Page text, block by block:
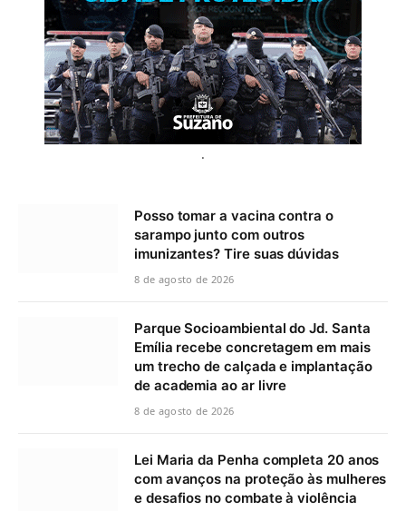
.
Posso tomar a vacina contra o
sarampo junto com outros
imunizantes? Tire suas dúvidas
8 de agosto de 2026
Parque Socioambiental do Jd. Santa
Emília recebe concretagem em mais
um trecho de calçada e implantação
de academia ao ar livre
8 de agosto de 2026
Lei Maria da Penha completa 20 anos
com avanços na proteção às mulheres
e desafios no combate à violência